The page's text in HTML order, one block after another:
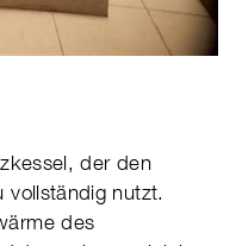
der den
vollständig nutzt.
des